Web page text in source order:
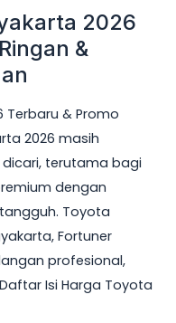
2026
&
Terbaru & Promo
2026 masih
terutama bagi
dengan
Toyota
Fortuner
profesional,
Daftar Isi Harga Toyota